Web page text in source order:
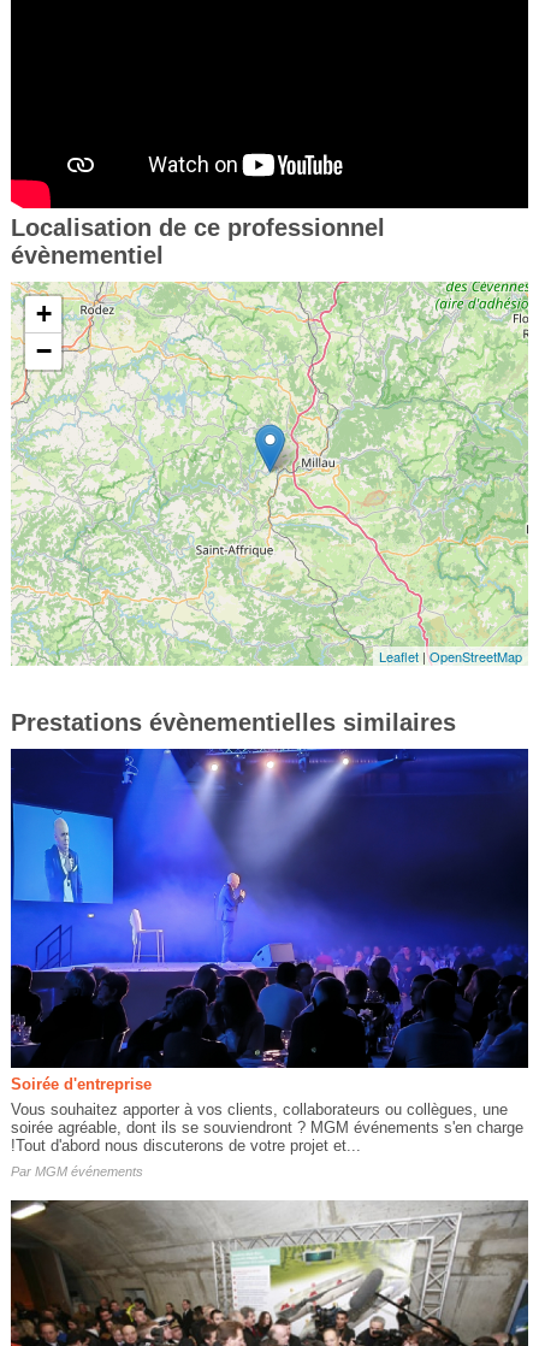
Localisation de ce professionnel
évènementiel
+
−
Leaflet |OpenStreetMap
Prestations évènementielles similaires
Soirée d'entreprise
Vous souhaitez apporter à vos clients, collaborateurs ou collègues, une
soirée agréable, dont ils se souviendront ? MGM événements s'en charge
!Tout d'abord nous discuterons de votre projet et...
Par MGM événements